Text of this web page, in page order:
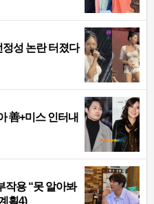
성 논란 터졌다
善+미스 인터내
작용 “못 알아봐
획4)